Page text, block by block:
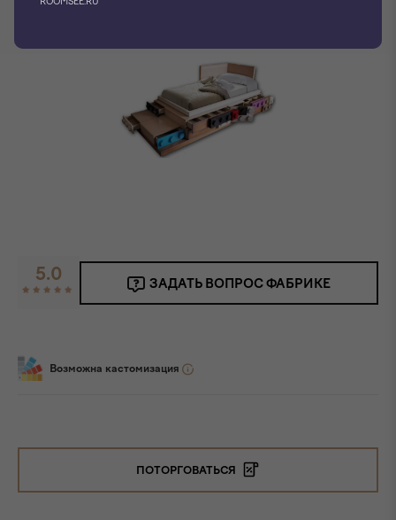
5.0 ЗАДАТЬ ВОПРОС ФАБРИКЕ
Возможна кастомизация
ПОТОРГОВАТЬСЯ